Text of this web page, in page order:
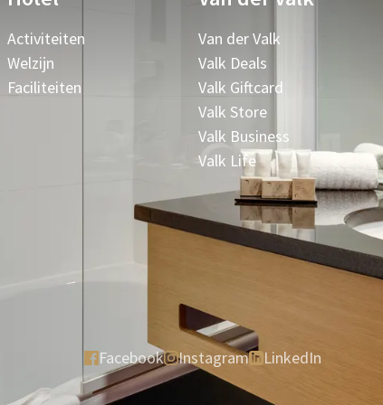
Activiteiten
Welzijn
Faciliteiten
Van der Valk
Valk Deals
Valk Giftcard
Valk Store
Valk Business
Valk Life
Facebook Instagram LinkedIn